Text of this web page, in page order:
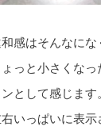
感はそんなにな
っと小さくな
として感じます
いっぱいに表